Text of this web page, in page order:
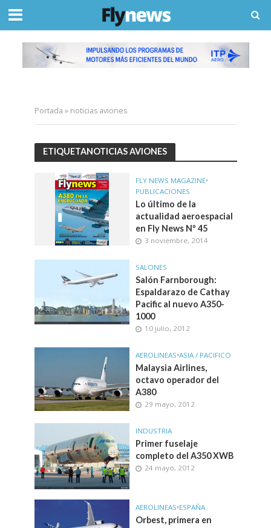
Portada » noticias aviones
ETIQUETANOTICIAS AVIONES
FLY NEWS MAGAZINE•
PUBLICACIONES
Lo último de la
actualidad aeroespacial
en Fly News Nº 45
3 noviembre, 2014
SALONES
Salón Farnborough:
Espaldarazo de Cathay
Pacific al nuevo A350-
1000
10 julio, 2012
AEROLINEAS•ASIA / PACIFICO
Malaysia Airlines,
octavo operador del
A380
29 mayo, 2012
INDUSTRIA
Primer fuselaje
completo del A350 XWB
24 mayo, 2012
AEROLINEAS•ESPAÑA
Orbest, primera en